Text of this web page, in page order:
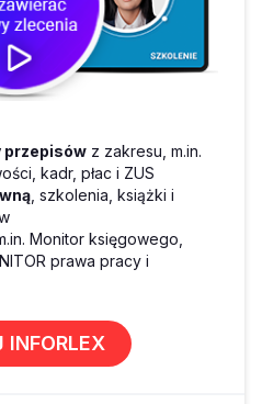
przepisów z zakresu, m.in.
kadr, płac i ZUS
, szkolenia, książki i
Monitor księgowego,
prawa pracy i
INFORLEX